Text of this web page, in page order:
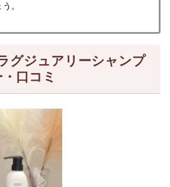
。
グジュアリーシャンプ
口コミ